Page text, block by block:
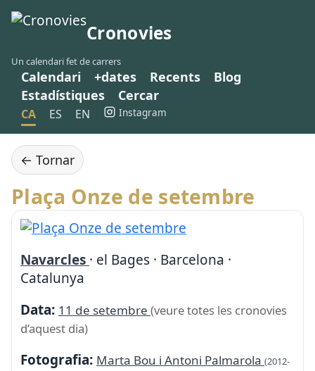
Cronovies
Un calendari fet de carrers
Calendari +dates Recents
Blog
Estadístiques
Cercar
CA ES EN Instagram
← Tornar
Plaça Onze de setembre
Navarcles · el Bages · Barcelona ·
Catalunya
Data: 11 de setembre (veure totes les cronovies
d’aquest dia)
Fotografia: Marta Bou i Antoni Palmarola (2012-